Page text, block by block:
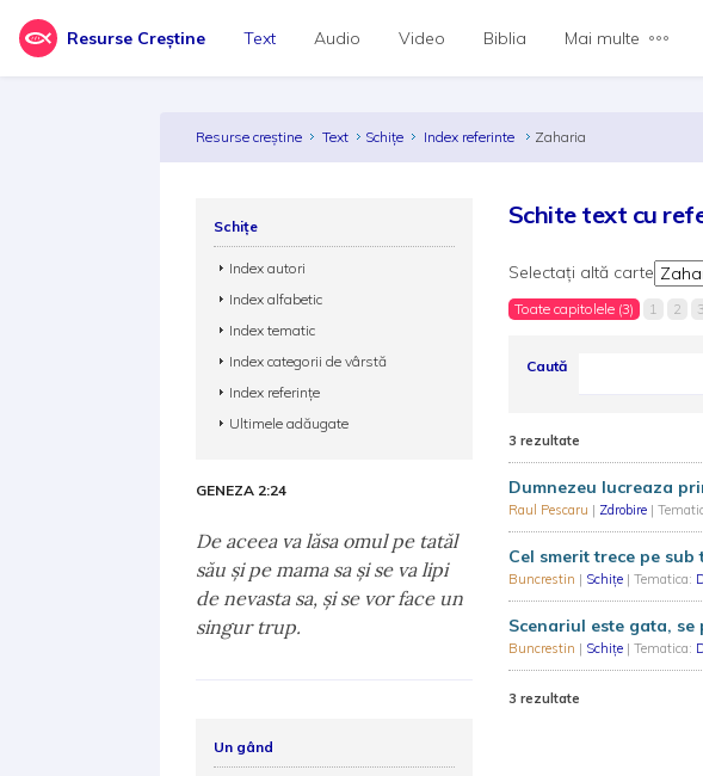
Resurse Creștine Text Audio Video Biblia Mai multe
Resurse creștine Text Schițe Index referinte Zaharia
Schite text cu
Selectați altă carte
Toate capitolele (3) 1 2 3
Caută
3 rezultate
Dumnezeu lucreaza
Raul Pescaru | Zdrobire |
Cel smerit trece pe sub
Buncrestin | Schiţe | Tematica:
Scenariul este gata,
Buncrestin | Schiţe | Tematica:
3 rezultate
Schițe
Index autori
Index alfabetic
Index tematic
Index categorii de vârstă
Index referințe
Ultimele adăugate
GENEZA 2:24
De aceea va lăsa omul pe tatăl
său şi pe mama sa şi se va lipi
de nevasta sa, şi se vor face un
singur trup.
Un gând